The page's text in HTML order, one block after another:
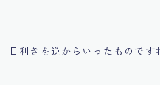
目利きを逆からいったものです